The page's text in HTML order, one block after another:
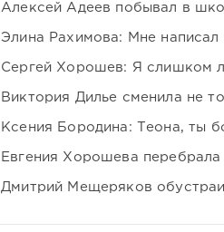
Алексей Адеев побывал в
Элина Рахимова: Мне
Сергей Хорошев: Я слишком
Виктория Дилье сменила не
Ксения Бородина: Теона, ты
Евгения Хорошева
Дмитрий Мещеряков